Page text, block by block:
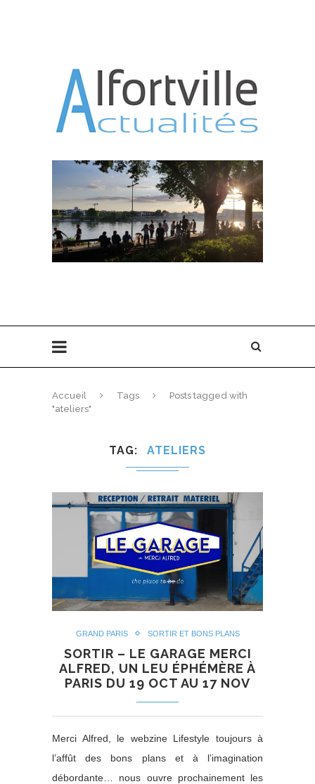
Accueil Tags
Posts tagged with
"ateliers"
TAG ATELIERS
GRAND PARIS SORTIR ET BONS PLANS
SORTIR – LE GARAGE MERCI
ALFRED, UN LEU ÉPHÉMÈRE À
PARIS DU 19 OCT AU 17 NOV
Merci Alfred, le webzine Lifestyle toujours à
l’affût des bons plans et à l’imagination
débordante… nous ouvre prochainement les